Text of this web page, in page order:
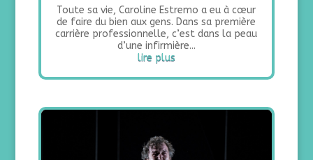
Toute sa vie, Caroline Estremo a eu à cœur
de faire du bien aux gens. Dans sa première
carrière professionnelle, c’est dans la peau
d’une infirmière...
lire plus